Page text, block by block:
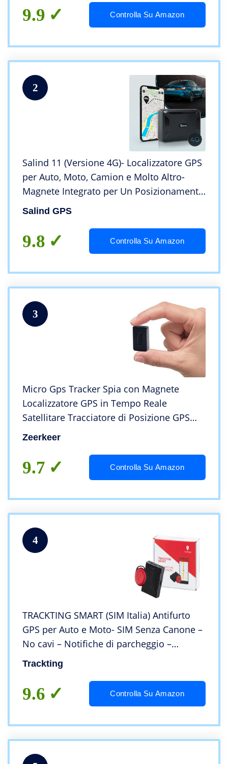
9.9 Controlla Su Amazon
2
Salind 11 (Versione 4G)- Localizzatore GPS
per Auto, Moto, Camion e Molto Altro-
Magnete Integrato per Un Posizionamento
Fisso e Sicuro- Batteria a Lunga Durata-
Salind GPS
9.8 Controlla Su Amazon
3
Micro Gps Tracker Spia con Magnete
Localizzatore GPS in Tempo Reale
Satellitare Tracciatore di Posizione GPS
Tracker Portatile con Geo-fence Alarm e
Zeerkeer
9.7 Controlla Su Amazon
4
TRACKTING SMART (SIM Italia) Antifurto
GPS per Auto e Moto- SIM Senza Canone –
No cavi – Notifiche di parcheggio –
Chiamata di allarme e Live tracking in caso
di furto – Batteria record
Trackting
9.6 Controlla Su Amazon